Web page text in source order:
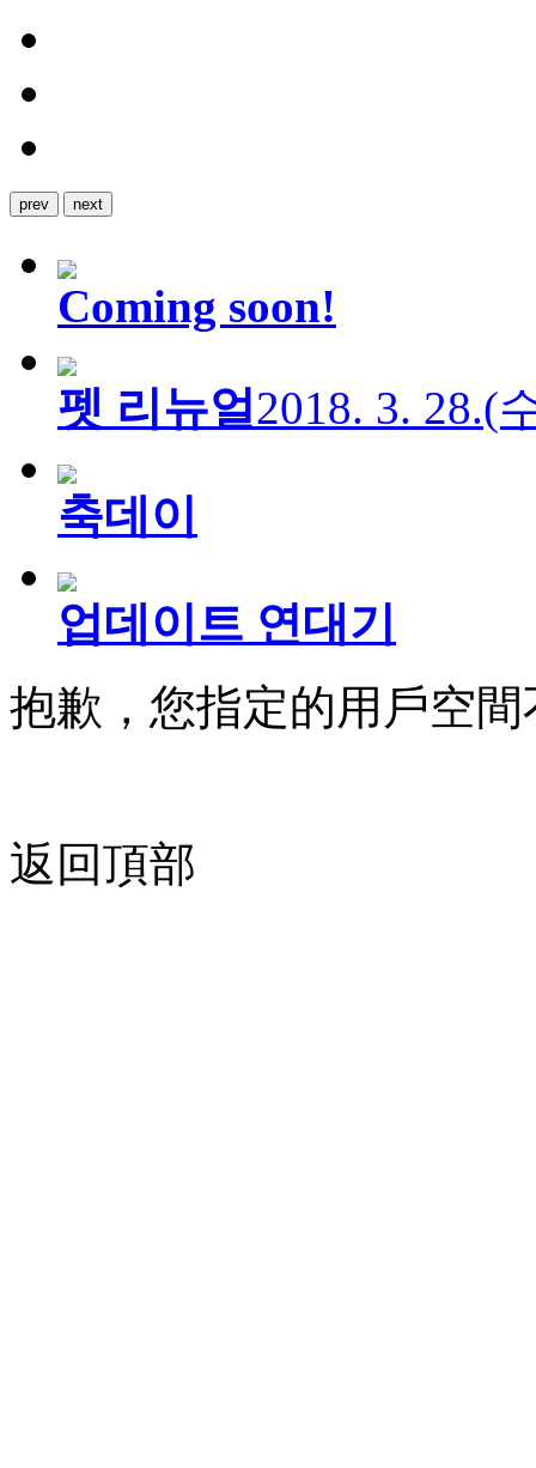
prev next
Coming soon!
펫 리뉴얼2018. 3. 28.(
축데이
업데이트 연대기
抱歉，您指定的用戶空間
返回頂部